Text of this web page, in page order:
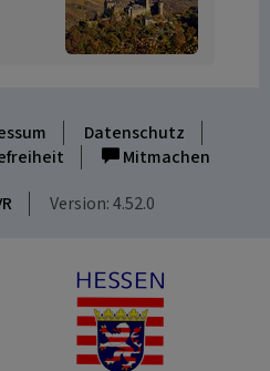
Datenschutz
Mitmachen
Version: 4.52.0